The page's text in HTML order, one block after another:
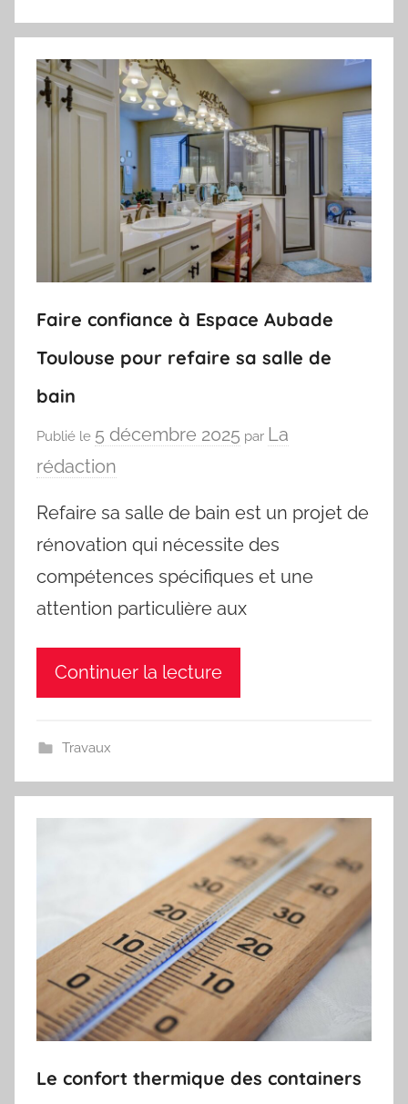
Faire confiance à Espace Aubade
Toulouse pour refaire sa salle de
bain
Publié le 5 décembre 2025 par La
rédaction
Refaire sa salle de bain est un projet de
rénovation qui nécessite des
compétences spécifiques et une
attention particulière aux
Continuer la lecture
Travaux
Le confort thermique des containers